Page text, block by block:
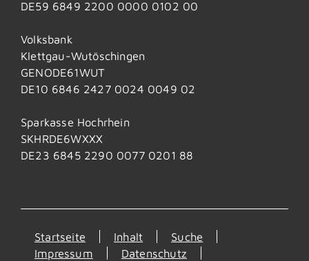
DE59 6849 2200 0000 0102 00
Volksbank
Klettgau-Wutöschingen
GENODE61WUT
DE10 6846 2427 0024 0049 02
Sparkasse Hochrhein
SKHRDE6WXXX
DE23 6845 2290 0077 0201 88
Startseite Inhalt
Suche
Impressum
Datenschutz